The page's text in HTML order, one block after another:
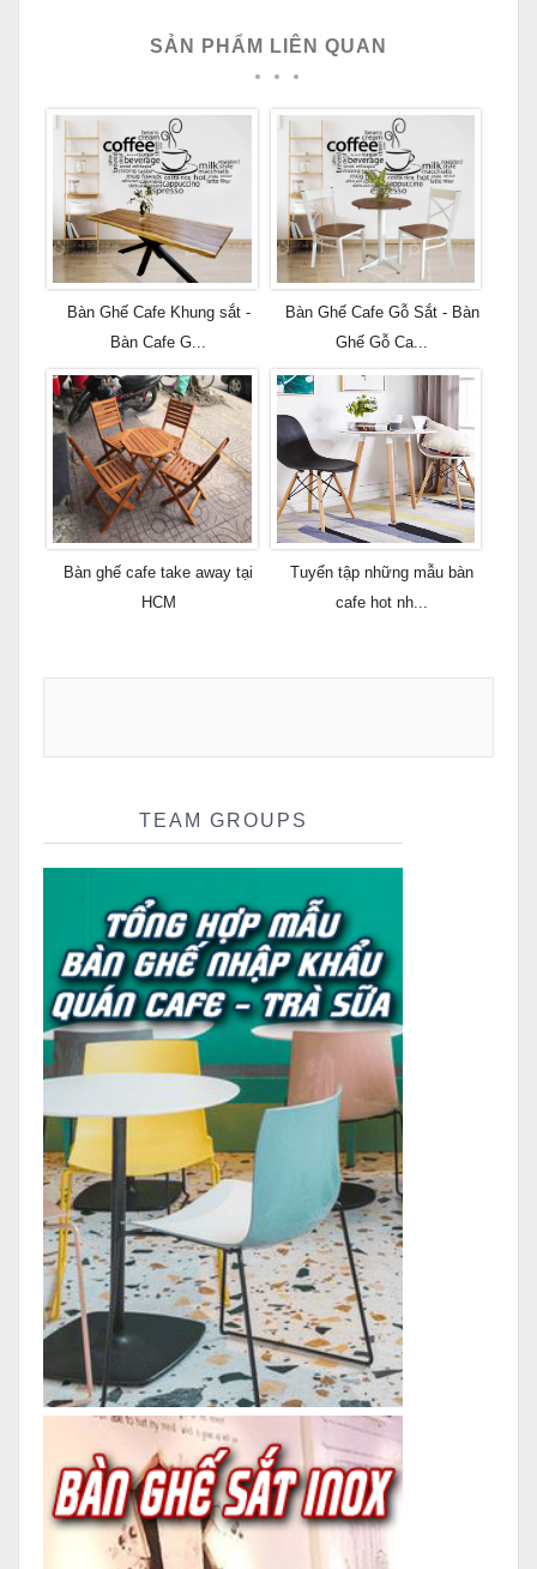
SẢN PHẨM LIÊN QUAN
Bàn Ghế Cafe Khung sắt -
Bàn Cafe G...
Bàn Ghế Cafe Gỗ Sắt - Bàn
Ghế Gỗ Ca...
Bàn ghế cafe take away tại
HCM
Tuyển tập những mẫu bàn
cafe hot nh...
TEAM GROUPS